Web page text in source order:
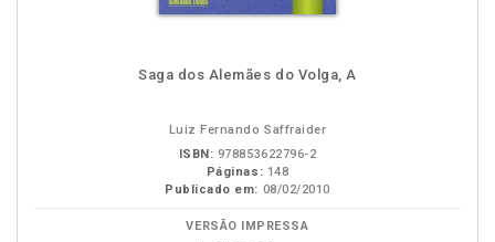
Saga dos Alemães do Volga, A
Luiz Fernando Saffraider
ISBN: 978853622796-2
Páginas: 148
Publicado em: 08/02/2010
VERSÃO IMPRESSA